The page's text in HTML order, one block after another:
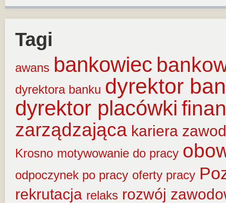
Tagi
awans bankowiec
dyrektora banku dyrektor
dyrektor placówki
zarządzająca kariera
Krosno motywowanie do pracy
odpoczynek po pracy oferty pracy
rekrutacja relaks rozwój